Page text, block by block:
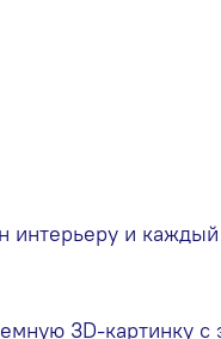
и
3D-картинку